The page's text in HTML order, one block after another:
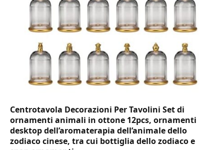
Centrotavola Decorazioni Per Tavolini Set di
ornamenti animali in ottone 12pcs, ornamenti
desktop dell’aromaterapia dell’animale dello
zodiaco cinese, tra cui bottiglia dello zodiaco e